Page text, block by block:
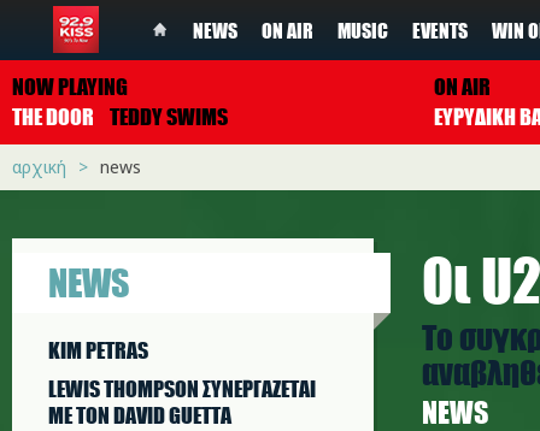
NEWS ON AIR MUSIC EVENTS WIN
NOW PLAYING
THE DOOR
TEDDY SWIMS
ON AIR
ΕΥΡΥΔΙΚΗ
αρχική news
NEWS
KIM PETRAS
LEWIS THOMPSON ΣΥΝΕΡΓAΖΕΤΑΙ
ΜΕ ΤΟΝ DAVID GUETTA
Oι
To
NEWS